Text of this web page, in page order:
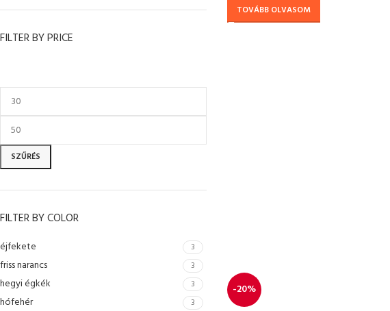
FILTER BY PRICE
SZŰRÉS
FILTER BY COLOR
éjfekete 3
friss narancs 3
hegyi égkék 3
hófehér 3
TOVÁBB OLVASOM
-20%